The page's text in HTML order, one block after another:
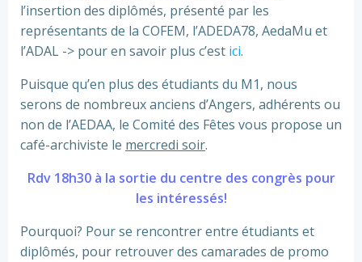
l’insertion des diplômés, présenté par les
représentants de la COFEM, l’ADEDA78, AedaMu et
l’ADAL -> pour en savoir plus c’est ici.
Puisque qu’en plus des étudiants du M1, nous
serons de nombreux anciens d’Angers, adhérents ou
non de l’AEDAA, le Comité des Fêtes vous propose un
café-archiviste le mercredi soir.
Rdv 18h30 à la sortie du centre des congrès pour
les intéressés!
Pourquoi? Pour se rencontrer entre étudiants et
diplômés, pour retrouver des camarades de promo